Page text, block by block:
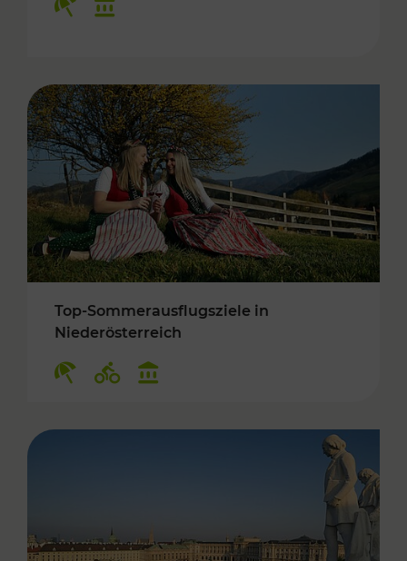
Top-Sommerausflugsziele in
Niederösterreich